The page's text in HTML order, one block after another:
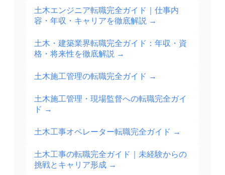
土木エンジニア転職完全ガイド｜仕事内
容・年収・キャリアを徹底解説 →
土木・建築業界転職完全ガイド：年収・資
格・将来性を徹底解説 →
土木施工管理の転職完全ガイド →
土木施工管理・現場監督への転職完全ガイ
ド →
土木工事オペレーター転職完全ガイド →
土木工事の転職完全ガイド｜未経験からの
挑戦とキャリア形成 →